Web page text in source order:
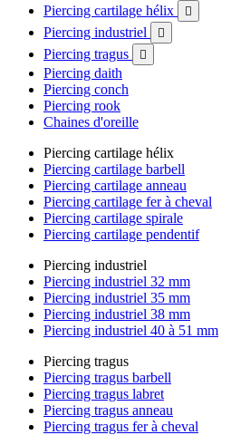
Piercing cartilage hélix

Piercing industriel 
Piercing tragus 
Piercing daith
Piercing conch
Piercing rook
Chaines d'oreille
Piercing cartilage hélix
Piercing cartilage barbell
Piercing cartilage anneau
Piercing cartilage fer à cheval
Piercing cartilage spirale
Piercing cartilage pendentif
Piercing industriel
Piercing industriel 32 mm
Piercing industriel 35 mm
Piercing industriel 38 mm
Piercing industriel 40 à 51 mm
Piercing tragus
Piercing tragus barbell
Piercing tragus labret
Piercing tragus anneau
Piercing tragus fer à cheval